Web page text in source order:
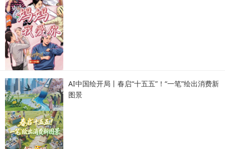
AI中国绘开局丨春启“十五五”！“一笔”绘出消费新
图景